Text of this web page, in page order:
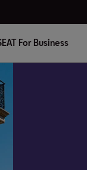
For Business